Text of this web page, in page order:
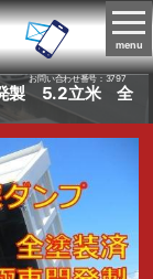
menu
発製 5.2立米 全
お問い合わせ番号：3797